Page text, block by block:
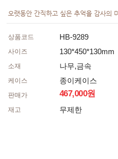
오랫동안 간직하고 싶은 추억을 감사의
상품코드 HB-9289
사이즈 130*450*130mm
소재 나무,금속
케이스 종이케이스
판매가 467,000원
재고 무제한